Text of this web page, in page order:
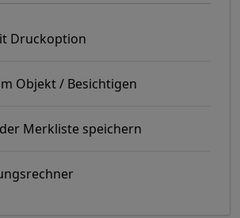
Druckoption
Objekt / Besichtigen
Merkliste speichern